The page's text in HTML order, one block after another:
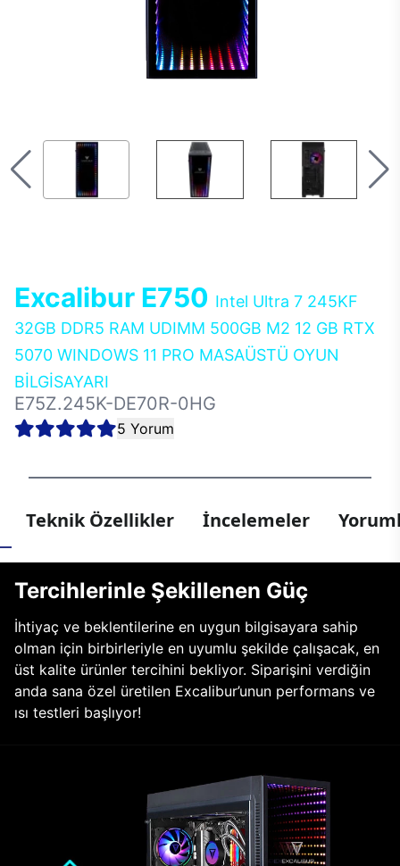
Excalibur E750 Intel Ultra 7 245KF
32GB DDR5 RAM UDIMM 500GB M2 12 GB RTX
5070 WINDOWS 11 PRO MASAÜSTÜ OYUN
BİLGİSAYARI
E75Z.245K-DE70R-0HG
5 Yorum
Teknik Özellikler İncelemeler
Tercihlerinle Şekillenen Güç
İhtiyaç ve beklentilerine en uygun bilgisayara sahip
olman için birbirleriyle en uyumlu şekilde çalışacak, en
üst kalite ürünler tercihini bekliyor. Siparişini verdiğin
anda sana özel üretilen Excalibur’unun performans ve
ısı testleri başlıyor!